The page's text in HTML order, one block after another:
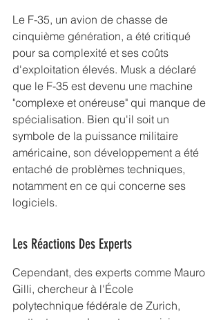
Le F-35, un avion de chasse de
cinquième génération, a été critiqué
pour sa complexité et ses coûts
d'exploitation élevés. Musk a déclaré
que le F-35 est devenu une machine
"complexe et onéreuse" qui manque de
spécialisation. Bien qu'il soit un
symbole de la puissance militaire
américaine, son développement a été
entaché de problèmes techniques,
notamment en ce qui concerne ses
logiciels.
Les Réactions Des Experts
Cependant, des experts comme Mauro
Gilli, chercheur à l'École
polytechnique fédérale de Zurich,